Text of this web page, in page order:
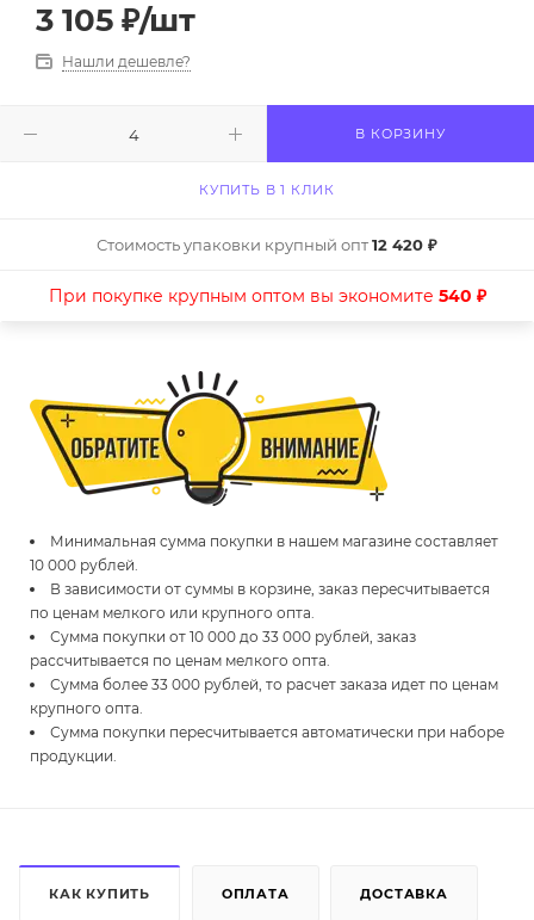
3 105 ₽/шт
Нашли дешевле?
В КОРЗИНУ
КУПИТЬ В 1 КЛИК
Стоимость упаковки крупный опт12 420 ₽
При покупке крупным оптом вы экономите 540 ₽
Минимальная сумма покупки в нашем магазине составляет
10 000 рублей.
В зависимости от суммы в корзине, заказ пересчитывается
по ценам мелкого или крупного опта.
Сумма покупки от 10 000 до 33 000 рублей, заказ
рассчитывается по ценам мелкого опта.
Сумма более 33 000 рублей, то расчет заказа идет по ценам
крупного опта.
Сумма покупки пересчитывается автоматически при наборе
продукции.
КАК КУПИТЬ ОПЛАТА ДОСТАВКА